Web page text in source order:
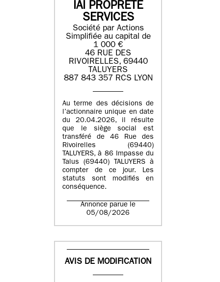
IAI PROPRETE
SERVICES
Société par Actions
Simplifiée au capital de
1 000 €
46 RUE DES
RIVOIRELLES, 69440
TALUYERS
887 843 357 RCS LYON
Au terme des décisions de
l’actionnaire unique en date
du 20.04.2026, il résulte
que le siège social est
transféré de 46 Rue des
Rivoirelles (69440)
TALUYERS, à 86 Impasse du
Talus (69440) TALUYERS à
compter de ce jour. Les
statuts sont modifiés en
conséquence.
Annonce parue le
05/08/2026
AVIS DE MODIFICATION